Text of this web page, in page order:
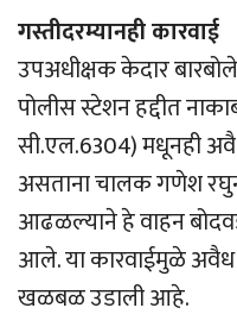
गस्तीदरम्यानही कारवाई
उपअधीक्षक केदार
पोलीस स्टेशन हद्दीत
सी.एल.6304) मधूनही
असताना चालक गणेश
आढळल्याने हे वाहन
आले. या कारवाईमुळे
खळबळ उडाली आहे.